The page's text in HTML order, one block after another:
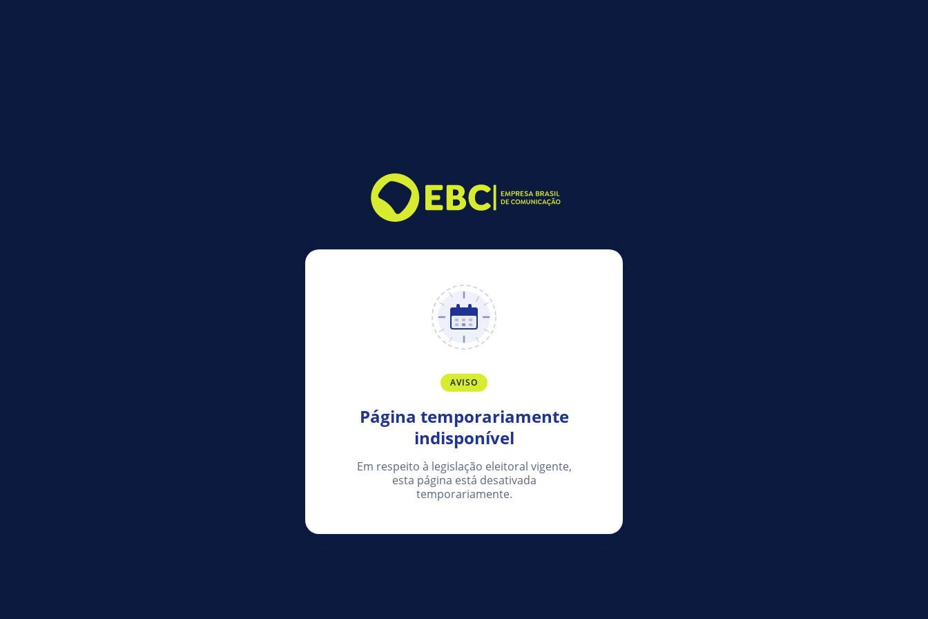
AVISO
Página temporariamente
indisponível
Em respeito à legislação eleitoral vigente,
esta página está desativada
temporariamente.